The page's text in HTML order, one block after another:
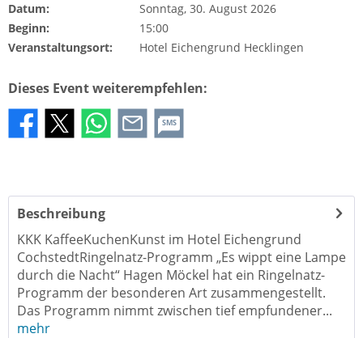
Datum:
Sonntag, 30. August 2026
Beginn:
15:00
Veranstaltungsort:
Hotel Eichengrund Hecklingen
Dieses Event weiterempfehlen:
SMS
Beschreibung
KKK KaffeeKuchenKunst im Hotel Eichengrund
CochstedtRingelnatz-Programm „Es wippt eine Lampe
durch die Nacht“ Hagen Möckel hat ein Ringelnatz-
Programm der besonderen Art zusammengestellt.
Das Programm nimmt zwischen tief empfundener...
mehr